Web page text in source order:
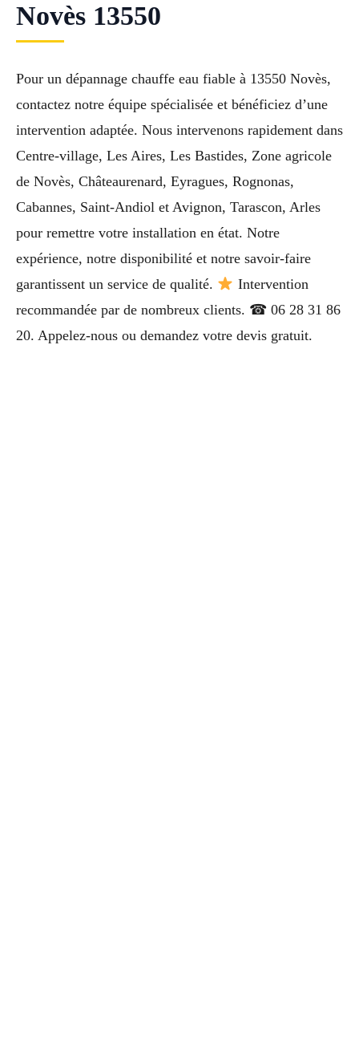
Novès 13550
Pour un dépannage chauffe eau fiable à 13550 Novès,
contactez notre équipe spécialisée et bénéficiez d’une
intervention adaptée. Nous intervenons rapidement dans
Centre-village, Les Aires, Les Bastides, Zone agricole
de Novès, Châteaurenard, Eyragues, Rognonas,
Cabannes, Saint-Andiol et Avignon, Tarascon, Arles
pour remettre votre installation en état. Notre
expérience, notre disponibilité et notre savoir-faire
garantissent un service de qualité.
Intervention
recommandée par de nombreux clients. ☎ 06 28 31 86
20. Appelez-nous ou demandez votre devis gratuit.